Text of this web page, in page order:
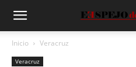
Inicio Veracruz
Veracruz